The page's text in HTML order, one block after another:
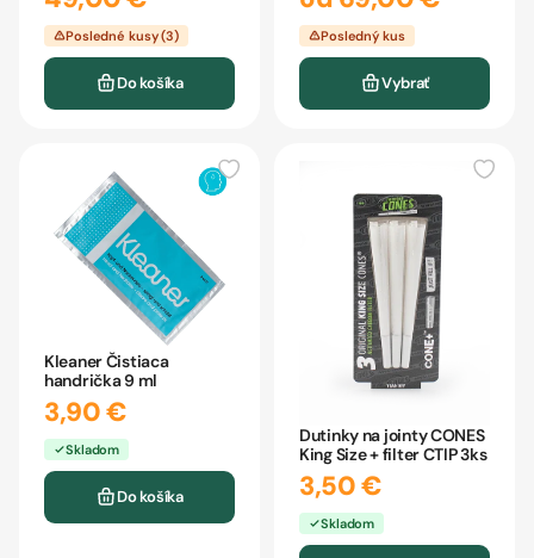
Posledné kusy (3)
Do košíka
Posledný kus
Vybrať
Kleaner Čistiaca
handrička 9 ml
3,90 €
Skladom
Do košíka
Dutinky na jointy CONES
King Size + filter CTIP 3ks
3,50 €
Skladom